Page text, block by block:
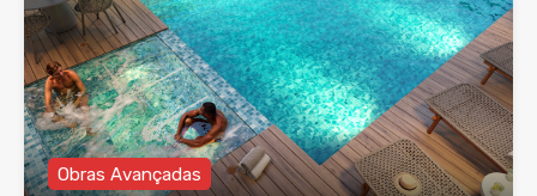
Obras Avançadas